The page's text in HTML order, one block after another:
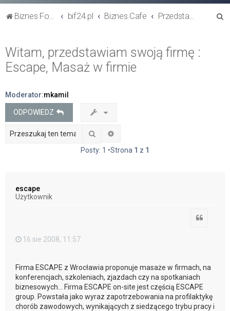
Biznes Forum bif24.pl Biznes Cafe Przedstaw się
Witam, przedstawiam swoją firmę :
Escape, Masaż w firmie
Moderator:mkamil
ODPOWIEDZ
Szukaj
Posty: 1 •Strona 1 z 1
escape
Użytkownik
16 sie 2008, 11:57
Firma ESCAPE z Wrocławia proponuje masaże w firmach, na
konferencjach, szkoleniach, zjazdach czy na spotkaniach
biznesowych... Firma ESCAPE on-site jest częścią ESCAPE
group. Powstała jako wyraz zapotrzebowania na profilaktykę
chorób zawodowych, wynikających z siedzącego trybu pracy i